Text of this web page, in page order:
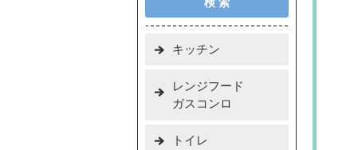
キッチン
レンジフード
ガスコンロ
トイレ